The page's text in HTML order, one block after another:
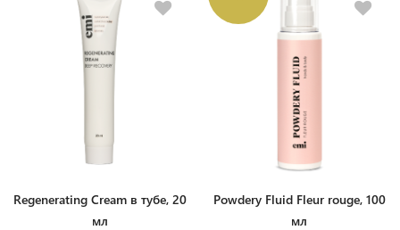
Regenerating Cream в тубе, 20
мл
Powdery Fluid Fleur rouge, 100
мл